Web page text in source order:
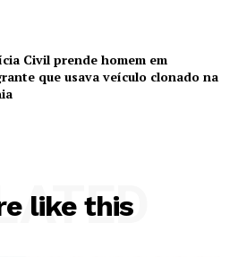
Civil prende homem em
que usava veículo clonado na
like this